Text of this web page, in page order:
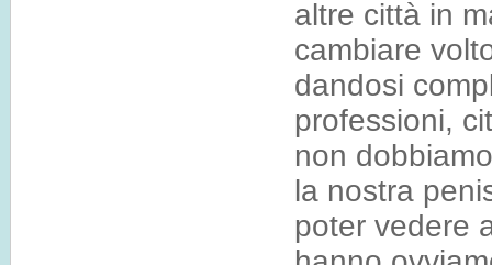
altre città in
cambiare
dandosi
professioni,
non
la nostra
poter vedere